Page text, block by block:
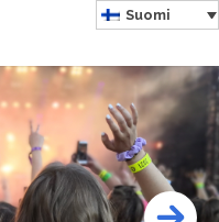
Suomi